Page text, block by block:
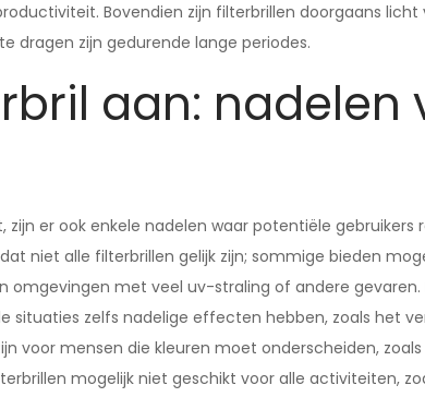
Bovendien zijn filterbrillen doorgaans
dragen zijn gedurende lange periodes.
aan: nadelen
zijn er ook enkele nadelen waar potentiële gebruikers
niet alle filterbrillen gelijk zijn; sommige bieden
omgevingen met veel uv-straling of andere gevaren.
situaties zelfs nadelige effecten hebben, zoals het
voor mensen die kleuren moet onderscheiden,
mogelijk niet geschikt voor alle activiteiten,